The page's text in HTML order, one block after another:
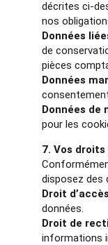
décrites ci-
nos
Données
de
pièces
Données
Données de
pour les
7. Vos droits
disposez des
Droit
données.
Droit de
informations